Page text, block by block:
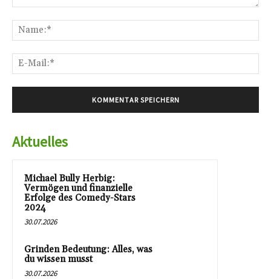
Aktuelles
Michael Bully Herbig:
Vermögen und finanzielle
Erfolge des Comedy-Stars
2024
30.07.2026
Grinden Bedeutung: Alles, was
du wissen musst
30.07.2026